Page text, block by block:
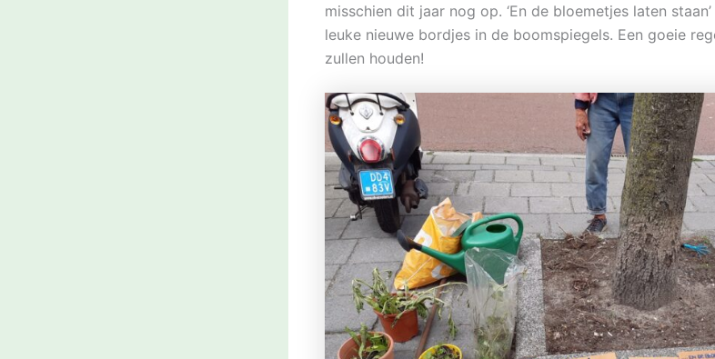
misschien dit jaar nog op. ‘En de bloemetjes laten
leuke nieuwe bordjes in de boomspiegels. Een goeie
zullen houden!